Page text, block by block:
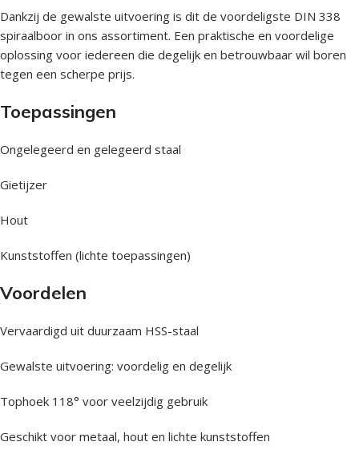
Dankzij de gewalste uitvoering is dit de voordeligste DIN 338
spiraalboor in ons assortiment. Een praktische en voordelige
oplossing voor iedereen die degelijk en betrouwbaar wil boren
tegen een scherpe prijs.
Toepassingen
Ongelegeerd en gelegeerd staal
Gietijzer
Hout
Kunststoffen (lichte toepassingen)
Voordelen
Vervaardigd uit duurzaam HSS-staal
Gewalste uitvoering: voordelig en degelijk
Tophoek 118° voor veelzijdig gebruik
Geschikt voor metaal, hout en lichte kunststoffen